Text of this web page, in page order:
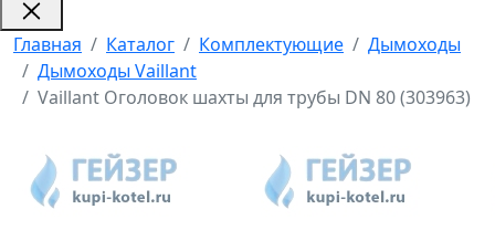
Главная Каталог Комплектующие
Дымоходы
Дымоходы Vaillant
Vaillant Оголовок шахты для трубы DN 80 (303963)